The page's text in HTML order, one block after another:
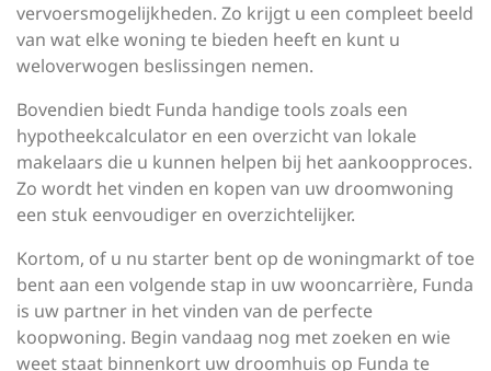
vervoersmogelijkheden. Zo krijgt u een compleet beeld
van wat elke woning te bieden heeft en kunt u
weloverwogen beslissingen nemen.
Bovendien biedt Funda handige tools zoals een
hypotheekcalculator en een overzicht van lokale
makelaars die u kunnen helpen bij het aankoopproces.
Zo wordt het vinden en kopen van uw droomwoning
een stuk eenvoudiger en overzichtelijker.
Kortom, of u nu starter bent op de woningmarkt of toe
bent aan een volgende stap in uw wooncarrière, Funda
is uw partner in het vinden van de perfecte
koopwoning. Begin vandaag nog met zoeken en wie
weet staat binnenkort uw droomhuis op Funda te